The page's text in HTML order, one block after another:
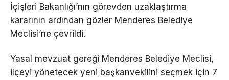
İçişleri Bakanlığı’nın görevden uzaklaştırma
kararının ardından gözler Menderes Belediye
Meclisi’ne çevrildi.
Yasal mevzuat gereği Menderes Belediye Meclisi,
ilçeyi yönetecek yeni başkanvekilini seçmek için 7